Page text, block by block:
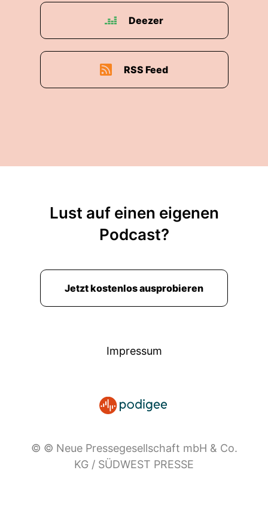
Deezer
RSS Feed
Lust auf einen eigenen
Podcast?
Jetzt kostenlos ausprobieren
Impressum
© © Neue Pressegesellschaft mbH & Co.
KG / SÜDWEST PRESSE